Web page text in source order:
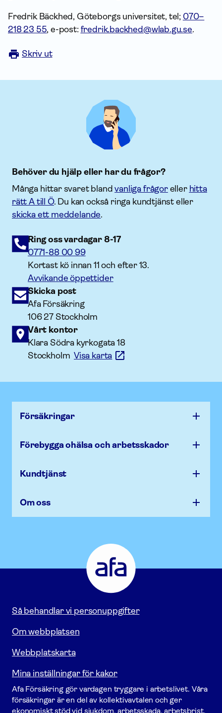
Fredrik Bäckhed, Göteborgs universitet, tel; 070–
218 23 55, e-post: fredrik.backhed@wlab.gu.se.
Skriv ut
Behöver du hjälp eller har du frågor?
Många hittar svaret blandvanliga frågoreller hitta
rätt A till Ö. Du kan också ringa kundtjänst eller
skicka ett meddelande.
Ring oss vardagar 8-17
0771-88 00 99
Kortast kö innan 11 och efter 13.
Avvikande öppettider
Skicka post
Afa Försäkring
106 27 Stockholm
Vårt kontor
Klara Södra kyrkogata 18
StockholmVisa karta
Försäk­ringar
Förebygga ohälsa och arbets­skador
Kundtjänst
Om oss
Försäkring
Gå
till
startsidan
Så behandlar vi personuppgifter
Om webbplatsen
Webbplatskarta
Mina inställningar för kakor
Afa För­säkring gör vardagen tryggare i arbetslivet. Våra
försäk­ringar är en del av kollektivavtalen och ger
ekonomiskt stöd vid sjukdom, arbetsskada, arbetsbrist,